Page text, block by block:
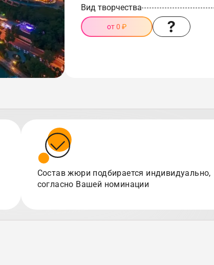
Вид творчества
от 0 ₽
Состав жюри подбирается индивидуально,
согласно Вашей номинации